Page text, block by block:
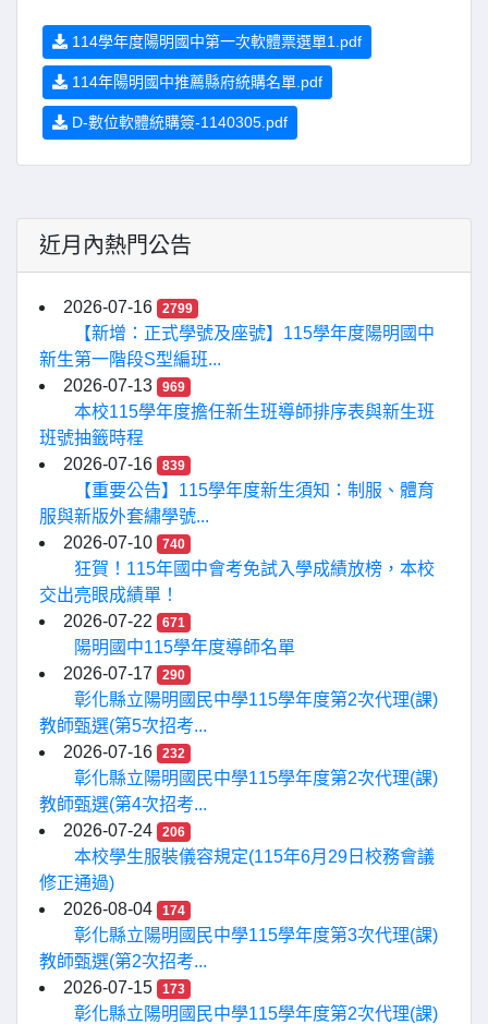
114學年度陽明國中第一次軟體票選單1.pdf
114年陽明國中推薦縣府統購名單.pdf
D-數位軟體統購簽-1140305.pdf
近月內熱門公告
2026-07-16 2799
【新增：正式學號及座號】115學年度陽明國中
新生第一階段S型編班...
2026-07-13
969
本校115學年度擔任新生班導師排序表與新生班
班號抽籤時程
2026-07-16
839
【重要公告】115學年度新生須知：制服、體育
服與新版外套繡學號...
2026-07-10
740
狂賀！115年國中會考免試入學成績放榜，本校
交出亮眼成績單！
2026-07-22
671
陽明國中115學年度導師名單
2026-07-17
290
彰化縣立陽明國民中學115學年度第2次代理(課)
教師甄選(第5次招考...
2026-07-16
232
彰化縣立陽明國民中學115學年度第2次代理(課)
教師甄選(第4次招考...
2026-07-24
206
本校學生服裝儀容規定(115年6月29日校務會議
修正通過)
2026-08-04
174
彰化縣立陽明國民中學115學年度第3次代理(課)
教師甄選(第2次招考...
2026-07-15
173
彰化縣立陽明國民中學115學年度第2次代理(課)